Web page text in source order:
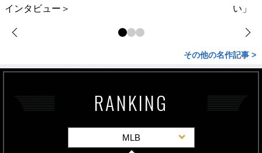
インタビュー＞
い」
その他の名作記事 >
RANKING
MLB